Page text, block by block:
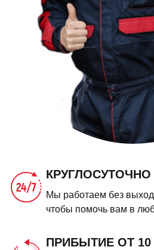
КРУГЛОСУТОЧНО
Мы работаем без
чтобы помочь вам в
ПРИБЫТИЕ ОТ